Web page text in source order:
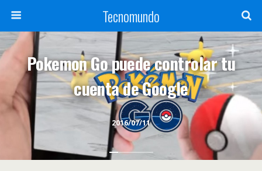
Tecnomundo
2016/07/11
Pokemon Go puede controlar tu
cuenta de Google